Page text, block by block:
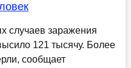
случаев заражения
121 тысячу. Более
сообщает